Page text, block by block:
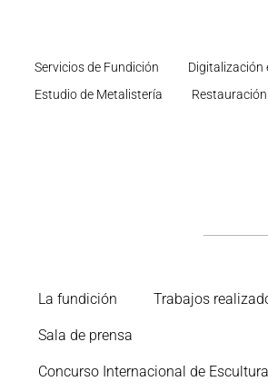
Servicios de Fundición
Digitalización
Estudio de Metalistería
La fundición Trabajos
Sala de prensa
Concurso Internacional de Escultura